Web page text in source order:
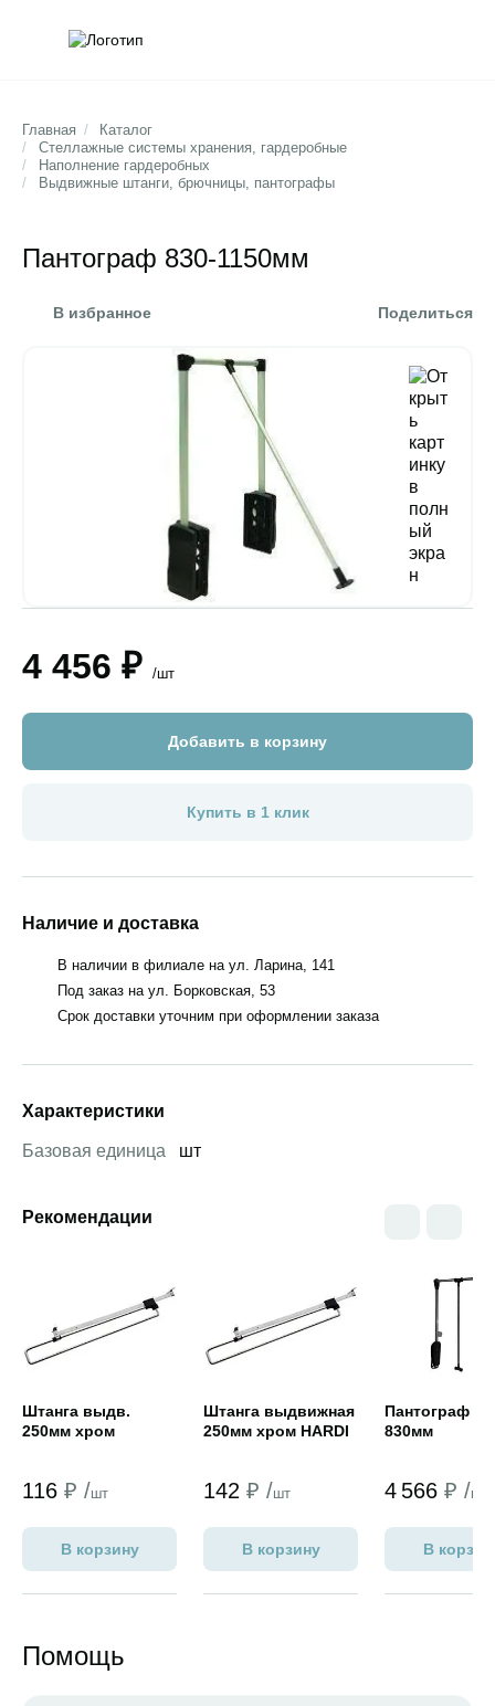
Главная /
Каталог
/
Стеллажные системы хранения, гардеробные
/
Наполнение гардеробных
/
Выдвижные штанги, брючницы, пантографы
Пантограф 830-1150мм
В избранное Поделиться
4 456 ₽ /шт
Добавить в корзину
Купить в 1 клик
Наличие и доставка
В наличии в филиале на ул. Ларина, 141
Под заказ на ул. Борковская, 53
Срок доставки уточним при оформлении заказа
Характеристики
Базовая единица шт
Рекомендации
Штанга выдв.
250мм хром
116 ₽ /шт
В корзину
Штанга выдвижная
250мм хром HARDI
142 ₽ /шт
В корзину
Пантограф
830мм
4 566 ₽ /шт
В
Помощь